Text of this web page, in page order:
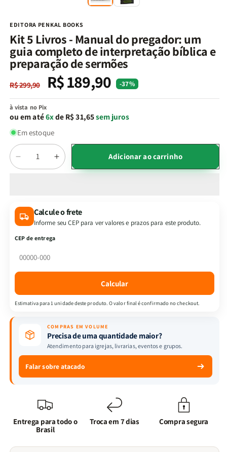
EDITORA PENKAL BOOKS
Kit 5 Livros - Manual do pregador: um
guia completo de interpretação bíblica e
preparação de sermões
Preço
normal
R$ 299,90
Preço
promocional
R$ 189,90 -37%
à vista no Pix
ou em até6xde R$ 31,65sem juros
Em estoque
Quantidade
Diminuir
a
5
Livros
-
do
completo
bíblica
de
sermões
Aumentar
a
5
Livros
completo
bíblica
e
preparação
de
Adicionar ao carrinho
Calcule o frete
Informe seu CEP para ver valores e prazos para este produto.
CEP de entrega
Calcular
Estimativa para 1 unidade deste produto. O valor final é confirmado no checkout.
COMPRAS EM VOLUME
Precisa de uma quantidade maior?
Atendimento para igrejas, livrarias, eventos e grupos.
Falar sobre atacado
Entrega para todo o
Brasil
Troca em 7 dias Compra segura